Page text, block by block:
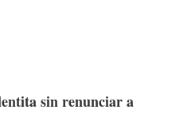
sin renunciar a